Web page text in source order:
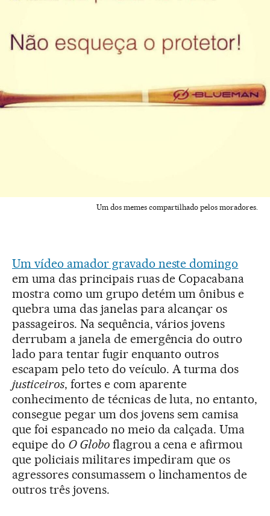
Um dos memes compartilhado pelos moradores.
Um vídeo amador gravado neste domingo
em uma das principais ruas de Copacabana
mostra como um grupo detém um ônibus e
quebra uma das janelas para alcançar os
passageiros. Na sequência, vários jovens
derrubam a janela de emergência do outro
lado para tentar fugir enquanto outros
escapam pelo teto do veículo. A turma dos
justiceiros, fortes e com aparente
conhecimento de técnicas de luta, no entanto,
consegue pegar um dos jovens sem camisa
que foi espancado no meio da calçada. Uma
equipe do O Globoflagrou a cena e afirmou
que policiais militares impediram que os
agressores consumassem o linchamentos de
outros três jovens.